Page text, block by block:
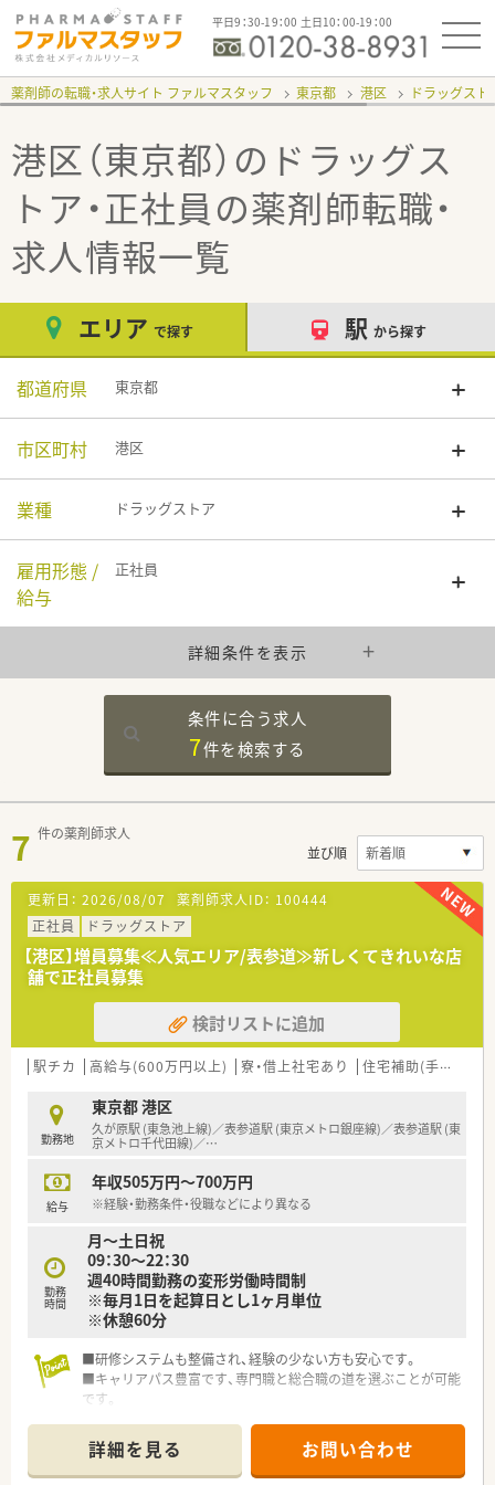
平日9：30-19：00 土日10：00-19：00
薬剤師の転職・求人サイト ファルマスタッフ 東京都 港区 ドラッグスト
港区（東京都）のドラッグス
トア・正社員の薬剤師転職・
求人情報一覧
エリア で探す 駅 から探す
都道府県 東京都
市区町村 港区
業種 ドラッグストア
雇用形態 /
給与
正社員
詳細条件を表示
条件に合う求人
7件を検索する
7 件の薬剤師求人
並び順
更新日： 2026/08/07 薬剤師求人ID： 100444
正社員
ドラッグストア
【港区】増員募集≪人気エリア/表参道≫新しくてきれいな店
舗で正社員募集
検討リストに追加
駅チカ 高給与(600万円以上) 寮・借上社宅あり 住宅補助(手当)あり
勤務地
東京都 港区
久が原駅 (東急池上線)／表参道駅 (東京メトロ銀座線)／表参道駅 (東
京メトロ千代田線)／…
給与
年収505万円～700万円
※経験・勤務条件・役職などにより異なる
勤務
時間
月～土日祝
09：30～22：30
週40時間勤務の変形労働時間制
※毎月1日を起算日とし1ヶ月単位
※休憩60分
■研修システムも整備され、経験の少ない方も安心です。
■キャリアパス豊富です、専門職と総合職の道を選ぶことが可能
です。
調剤推進
・総合職：店長・調剤エリアMgr.・その他本部内全部署
詳細を見る お問い合わせ